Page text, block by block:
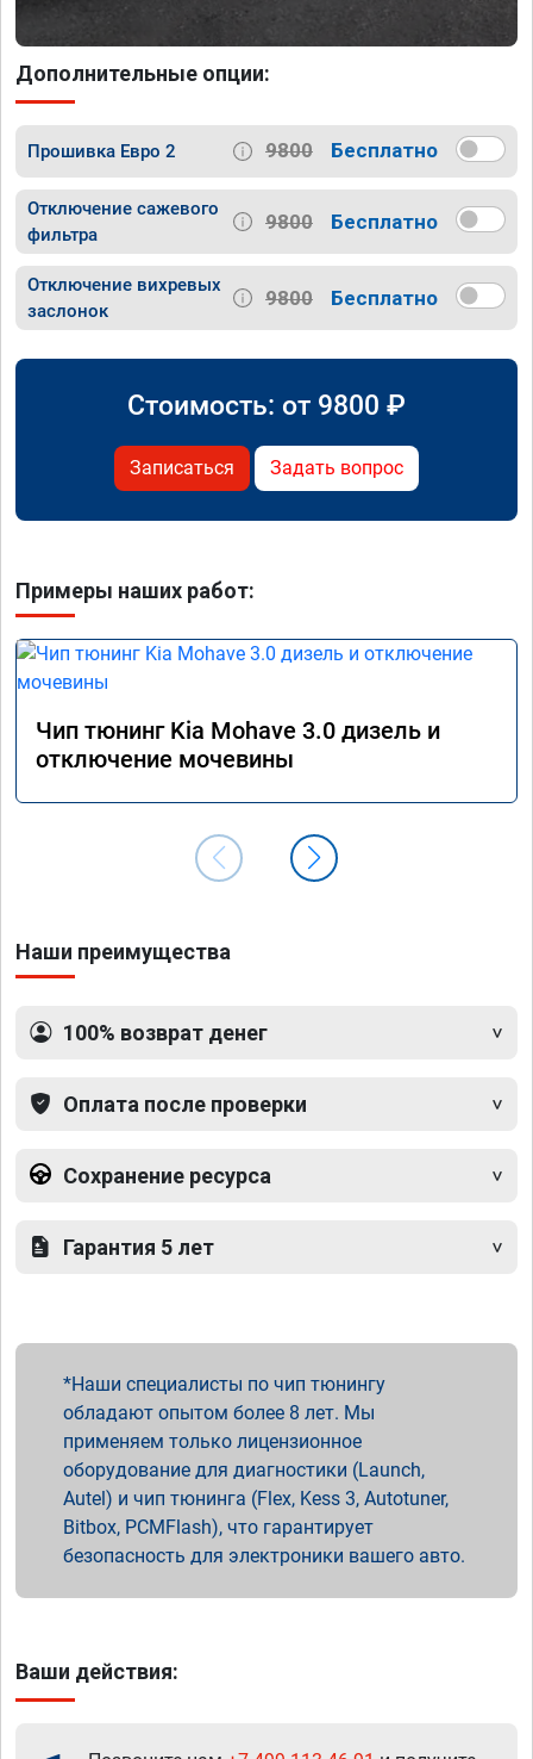
Дополнительные опции:
Прошивка Евро 2 9800 Бесплатно
Отключение сажевого
фильтра
9800 Бесплатно
Отключение вихревых
заслонок
9800 Бесплатно
Стоимость: от 9800 ₽
Записаться Задать вопрос
Примеры наших работ:
Чип тюнинг Kia Mohave 3.0 дизель и
отключение мочевины
Наши преимущества
100% возврат денег
Оплата после проверки
Сохранение ресурса
Гарантия 5 лет
Наши специалисты по чип тюнингу
обладают опытом более 8 лет. Мы
применяем только лицензионное
оборудование для диагностики (Launch,
Autel) и чип тюнинга (Flex, Kess 3, Autotuner,
Bitbox, PCMFlash), что гарантирует
безопасность для электроники вашего авто.
Ваши действия: